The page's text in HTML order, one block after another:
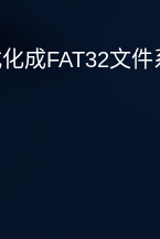
成FAT32文